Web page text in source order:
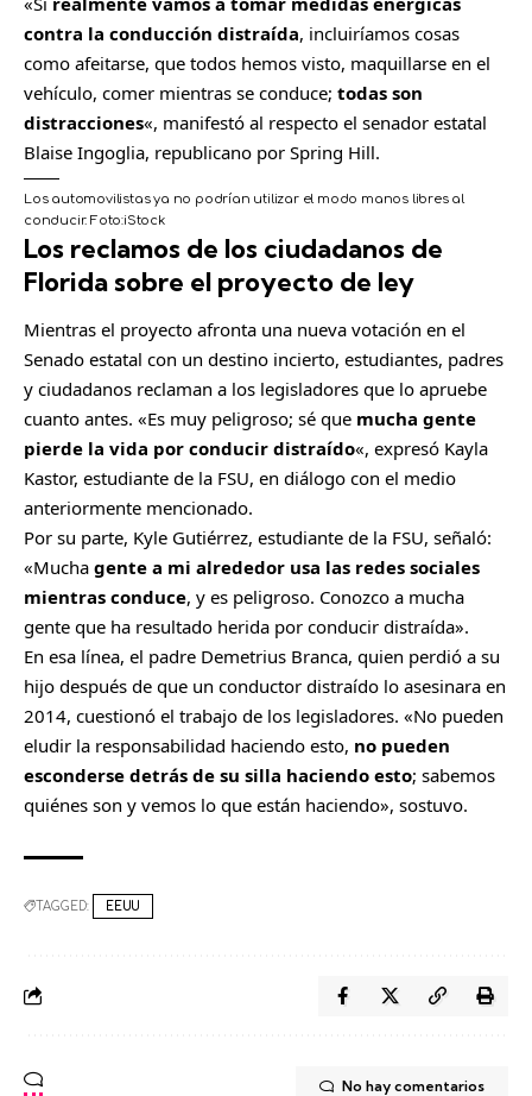
contra la conducción distraída, incluiríamos cosas
como afeitarse, que todos hemos visto, maquillarse en el
vehículo, comer mientras se conduce; todas son
distracciones«, manifestó al respecto el senador estatal
Blaise Ingoglia, republicano por Spring Hill.
Los automovilistas ya no podrían utilizar el modo manos libres al
conducir. Foto:iStock
Los reclamos de los ciudadanos de
Florida sobre el proyecto de ley
Mientras el proyecto afronta una nueva votación en el
Senado estatal con un destino incierto, estudiantes, padres
y ciudadanos reclaman a los legisladores que lo apruebe
cuanto antes. «Es muy peligroso; sé que mucha gente
pierde la vida por conducir distraído«, expresó Kayla
Kastor, estudiante de la FSU, en diálogo con el medio
anteriormente mencionado.
Por su parte, Kyle Gutiérrez, estudiante de la FSU, señaló:
«Mucha gente a mi alrededor usa las redes sociales
mientras conduce, y es peligroso. Conozco a mucha
gente que ha resultado herida por conducir distraída».
En esa línea, el padre Demetrius Branca, quien perdió a su
hijo después de que un conductor distraído lo asesinara en
2014, cuestionó el trabajo de los legisladores. «No pueden
eludir la responsabilidad haciendo esto, no pueden
esconderse detrás de su silla haciendo esto; sabemos
quiénes son y vemos lo que están haciendo», sostuvo.
TAGGED: EEUU
No hay comentarios